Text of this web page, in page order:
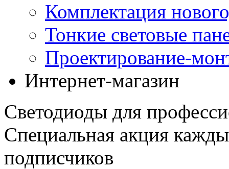
Комплектация
Тонкие световые
Проектирование-
Интернет-магазин
Светодиоды для
Специальная акция
подписчиков